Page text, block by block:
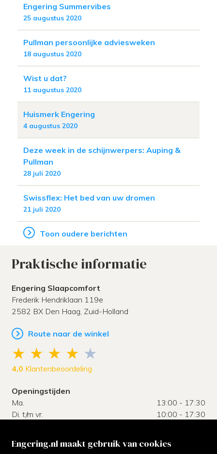
Engering Summervibes
25 augustus 2020
Pullman persoonlijke adviesweken
18 augustus 2020
Wist u dat?
11 augustus 2020
Huismerk Engering
4 augustus 2020
Deze week in de schijnwerpers: Auping &
Pullman
28 juli 2020
Swissflex: Het bed van uw dromen
21 juli 2020
Toon oudere berichten
Praktische informatie
Engering Slaapcomfort
Frederik Hendriklaan 119e
2582 BX Den Haag, Zuid-Holland
Route naar de winkel
4,0 Klantenbeoordeling
Openingstijden
Ma.
13:00 - 17:30
Di. t/m vr.
10:00 - 17:30
Engering.nl maakt gebruik van cookies